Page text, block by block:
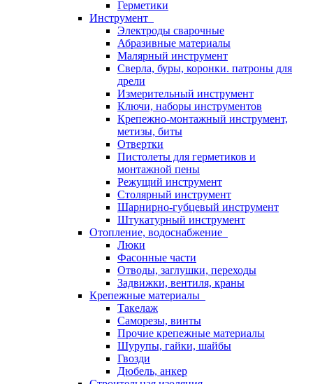
Герметики
Инструмент
Электроды сварочные
Абразивные материалы
Малярный инструмент
Сверла, буры, коронки. патроны для
дрели
Измерительный инструмент
Ключи, наборы инструментов
Крепежно-монтажный инструмент,
метизы, биты
Отвертки
Пистолеты для герметиков и
монтажной пены
Режущий инструмент
Столярный инструмент
Шарнирно-губцевый инструмент
Штукатурный инструмент
Отопление, водоснабжение
Люки
Фасонные части
Отводы, заглушки, переходы
Задвижки, вентиля, краны
Крепежные материалы
Такелаж
Саморезы, винты
Прочие крепежные материалы
Шурупы, гайки, шайбы
Гвозди
Дюбель, анкер